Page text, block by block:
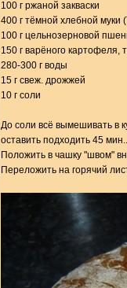
100 г ржаной закваски
400 г тёмной хлебной муки
100 г цельнозерновой
150 г варёного картофеля,
280-300 г воды
15 г свеж. дрожжей
10 г соли
До соли всё вымешивать в
оставить подходить 45
Положить в чашку "швом"
Переложить на горячий